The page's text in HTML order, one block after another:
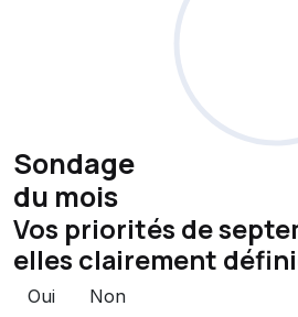
Sondage
du mois
Vos priorités de
elles clairement
Oui
Non